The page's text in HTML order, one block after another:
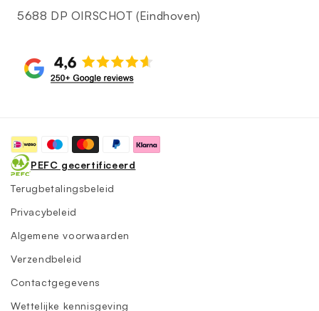
5688 DP OIRSCHOT (Eindhoven)
PEFC gecertificeerd
Terugbetalingsbeleid
Privacybeleid
Algemene voorwaarden
Verzendbeleid
Contactgegevens
Wettelijke kennisgeving
Betaalmethoden